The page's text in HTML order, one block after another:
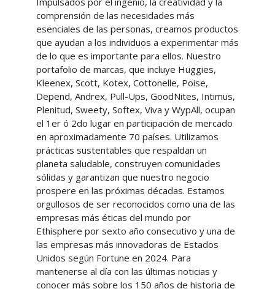
comprensión de las necesidades más
esenciales de las personas, creamos productos
que ayudan a los individuos a experimentar más
de lo que es importante para ellos. Nuestro
portafolio de marcas, que incluye Huggies,
Kleenex, Scott, Kotex, Cottonelle, Poise,
Depend, Andrex, Pull-Ups, GoodNites, Intimus,
Plenitud, Sweety, Softex, Viva y WypAll, ocupan
el 1er ó 2do lugar en participación de mercado
en aproximadamente 70 países. Utilizamos
prácticas sustentables que respaldan un
planeta saludable, construyen comunidades
sólidas y garantizan que nuestro negocio
prospere en las próximas décadas. Estamos
orgullosos de ser reconocidos como una de las
empresas más éticas del mundo por
Ethisphere por sexto año consecutivo y una de
las empresas más innovadoras de Estados
Unidos según Fortune en 2024. Para
mantenerse al día con las últimas noticias y
conocer más sobre los 150 años de historia de